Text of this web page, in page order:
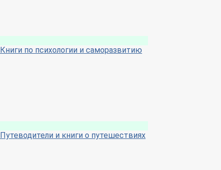
Книги по психологии и саморазвитию
Путеводители и книги о путешествиях